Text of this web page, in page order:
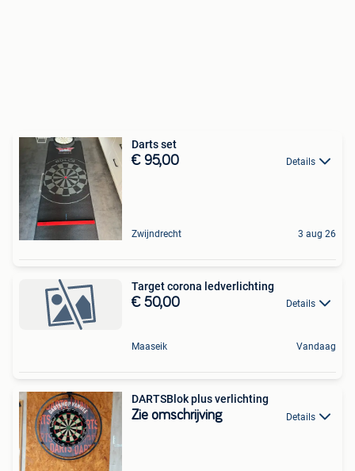
Darts set
€ 95,00 Details
Zwijndrecht 3 aug 26
Target corona ledverlichting
€ 50,00 Details
Maaseik Vandaag
DARTSBlok plus verlichting
Zie omschrijving Details